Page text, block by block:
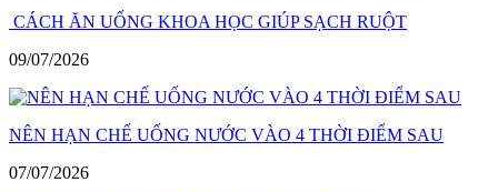
CÁCH ĂN UỐNG KHOA HỌC GIÚP SẠCH RUỘT
09/07/2026
NÊN HẠN CHẾ UỐNG NƯỚC VÀO 4 THỜI ĐIỂM SAU
07/07/2026